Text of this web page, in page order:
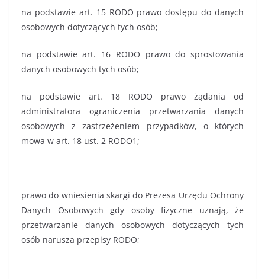
na podstawie art. 15 RODO prawo dostępu do danych
osobowych dotyczących tych osób;
na podstawie art. 16 RODO prawo do sprostowania
danych osobowych tych osób;
na podstawie art. 18 RODO prawo żądania od
administratora ograniczenia przetwarzania danych
osobowych z zastrzeżeniem przypadków, o których
mowa w art. 18 ust. 2 RODO1;
prawo do wniesienia skargi do Prezesa Urzędu Ochrony
Danych Osobowych gdy osoby fizyczne uznają, że
przetwarzanie danych osobowych dotyczących tych
osób narusza przepisy RODO;